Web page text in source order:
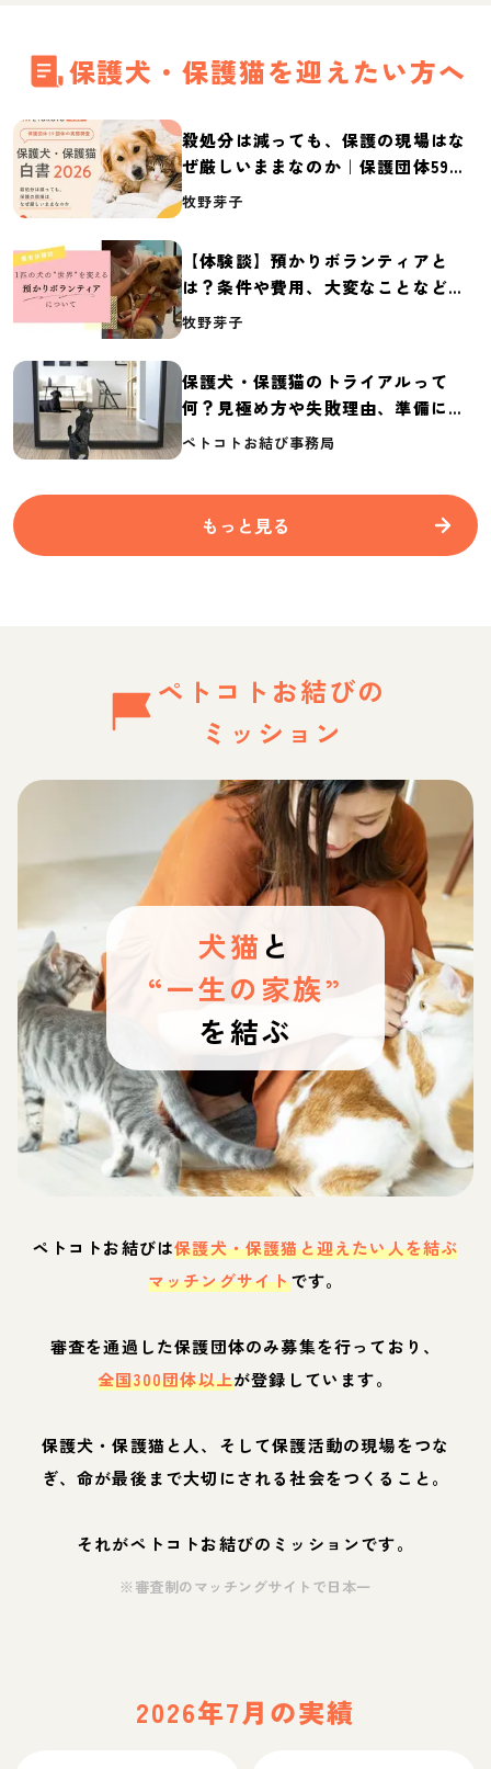
保護犬・保護猫を迎えたい方へ
殺処分は減っても、保護の現場はな
ぜ厳しいままなのか｜保護団体59団
体の実態調査【保護犬・保護猫白書
牧野芽子
【体験談】預かりボランティアと
は？条件や費用、大変なことなど紹
介
牧野芽子
保護犬・保護猫のトライアルって
何？見極め方や失敗理由、準備に必
要なものを紹介
ペトコトお結び事務局
もっと見る
ペトコトお結びの
ミッション
犬猫 と
“一生の家族”
を結ぶ
ペトコトお結びは保護犬・保護猫と迎えたい人を結ぶ
マッチングサイトです。
審査を通過した保護団体のみ募集を行っており、
全国300団体以上が登録しています。
保護犬・保護猫と人、そして保護活動の現場をつな
ぎ、命が最後まで大切にされる社会をつくること。
それがペトコトお結びのミッションです。
※審査制のマッチングサイトで日本一
2026年7月の実績